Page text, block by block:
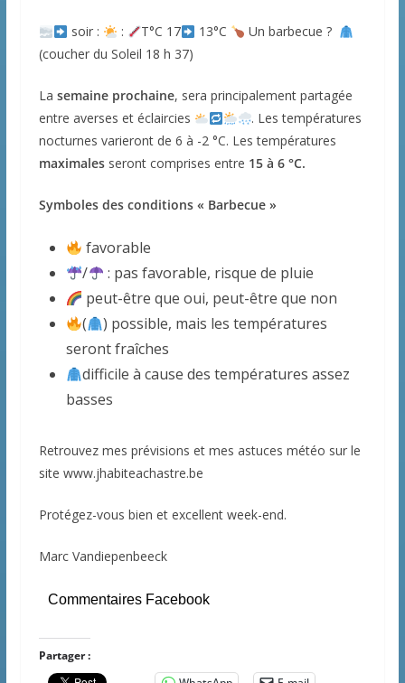
soir : : T°C 17 13°C
Un barbecue ?
(coucher du Soleil 18 h 37)
La semaine prochaine, sera principalement partagée
entre averses et éclaircies
. Les températures
nocturnes varieront de 6 à -2 °C. Les températures
maximalesseront comprises entre 15 à 6 °C.
Symboles des conditions « Barbecue »
favorable
/
: pas favorable, risque de pluie
peut-être que oui, peut-être que non
(
) possible, mais les températures
seront fraîches
difficile à cause des températures assez
basses
Retrouvez mes prévisions et mes astuces météo sur le
site www.jhabiteachastre.be
Protégez-vous bien et excellent week-end.
Marc Vandiepenbeeck
Commentaires Facebook
Partager :